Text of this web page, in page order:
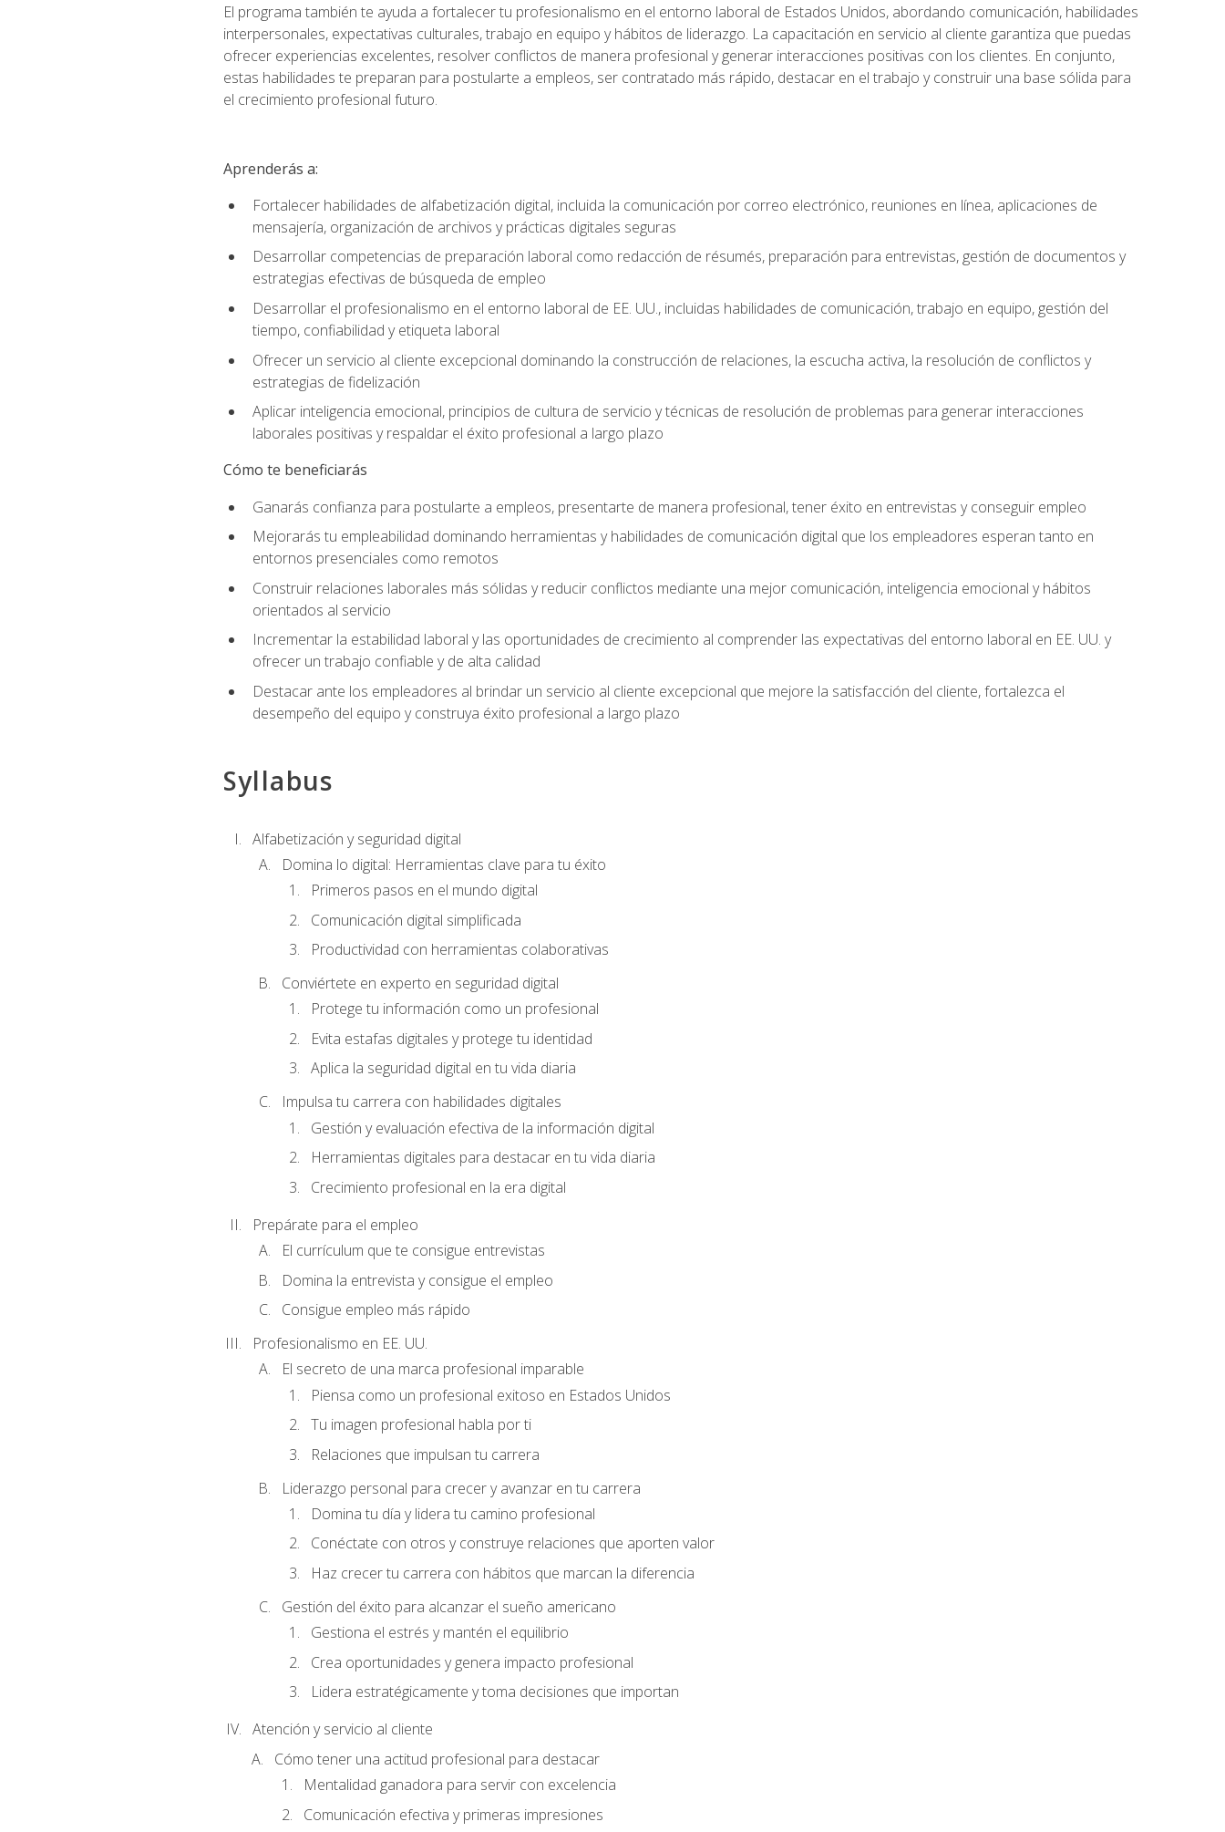
El programa también te ayuda a fortalecer tu profesionalismo en el entorno laboral de Estados Unidos, abordando comunicación, habilidades
interpersonales, expectativas culturales, trabajo en equipo y hábitos de liderazgo. La capacitación en servicio al cliente garantiza que puedas
ofrecer experiencias excelentes, resolver conflictos de manera profesional y generar interacciones positivas con los clientes. En conjunto,
estas habilidades te preparan para postularte a empleos, ser contratado más rápido, destacar en el trabajo y construir una base sólida para
el crecimiento profesional futuro.
Aprenderás a:
Fortalecer habilidades de alfabetización digital, incluida la comunicación por correo electrónico, reuniones en línea, aplicaciones de
mensajería, organización de archivos y prácticas digitales seguras
Desarrollar competencias de preparación laboral como redacción de résumés, preparación para entrevistas, gestión de documentos y
estrategias efectivas de búsqueda de empleo
Desarrollar el profesionalismo en el entorno laboral de EE. UU., incluidas habilidades de comunicación, trabajo en equipo, gestión del
tiempo, confiabilidad y etiqueta laboral
Ofrecer un servicio al cliente excepcional dominando la construcción de relaciones, la escucha activa, la resolución de conflictos y
estrategias de fidelización
Aplicar inteligencia emocional, principios de cultura de servicio y técnicas de resolución de problemas para generar interacciones
laborales positivas y respaldar el éxito profesional a largo plazo
Cómo te beneficiarás
Ganarás confianza para postularte a empleos, presentarte de manera profesional, tener éxito en entrevistas y conseguir empleo
Mejorarás tu empleabilidad dominando herramientas y habilidades de comunicación digital que los empleadores esperan tanto en
entornos presenciales como remotos
Construir relaciones laborales más sólidas y reducir conflictos mediante una mejor comunicación, inteligencia emocional y hábitos
orientados al servicio
Incrementar la estabilidad laboral y las oportunidades de crecimiento al comprender las expectativas del entorno laboral en EE. UU. y
ofrecer un trabajo confiable y de alta calidad
Destacar ante los empleadores al brindar un servicio al cliente excepcional que mejore la satisfacción del cliente, fortalezca el
desempeño del equipo y construya éxito profesional a largo plazo
Syllabus
Alfabetización y seguridad digital
Domina lo digital: Herramientas clave para tu éxito
Primeros pasos en el mundo digital
Comunicación digital simplificada
Productividad con herramientas colaborativas
Conviértete en experto en seguridad digital
Protege tu información como un profesional
Evita estafas digitales y protege tu identidad
Aplica la seguridad digital en tu vida diaria
Impulsa tu carrera con habilidades digitales
Gestión y evaluación efectiva de la información digital
Herramientas digitales para destacar en tu vida diaria
Crecimiento profesional en la era digital
Prepárate para el empleo
El currículum que te consigue entrevistas
Domina la entrevista y consigue el empleo
Consigue empleo más rápido
Profesionalismo en EE. UU.
El secreto de una marca profesional imparable
Piensa como un profesional exitoso en Estados Unidos
Tu imagen profesional habla por ti
Relaciones que impulsan tu carrera
Liderazgo personal para crecer y avanzar en tu carrera
Domina tu día y lidera tu camino profesional
Conéctate con otros y construye relaciones que aporten valor
Haz crecer tu carrera con hábitos que marcan la diferencia
Gestión del éxito para alcanzar el sueño americano
Gestiona el estrés y mantén el equilibrio
Crea oportunidades y genera impacto profesional
Lidera estratégicamente y toma decisiones que importan
Atención y servicio al cliente
Cómo tener una actitud profesional para destacar
Mentalidad ganadora para servir con excelencia
Comunicación efectiva y primeras impresiones